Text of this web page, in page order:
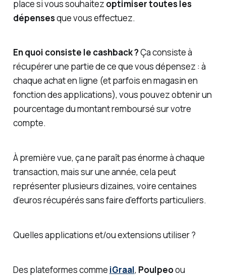
place si vous souhaitez optimiser toutes les
dépensesque vous effectuez.
En quoi consiste le cashback ?Ça consiste à
récupérer une partie de ce que vous dépensez : à
chaque achat en ligne (et parfois en magasin en
fonction des applications), vous pouvez obtenir un
pourcentage du montant remboursé sur votre
compte.
À première vue, ça ne paraît pas énorme à chaque
transaction, mais sur une année, cela peut
représenter plusieurs dizaines, voire centaines
d’euros récupérés sans faire d'efforts particuliers.
Quelles applications et/ou extensions utiliser ?
Des plateformes comme iGraal, Poulpeoou